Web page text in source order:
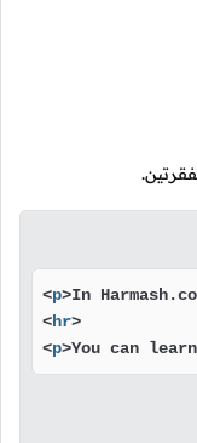
<p>In
<hr>
<p>You can